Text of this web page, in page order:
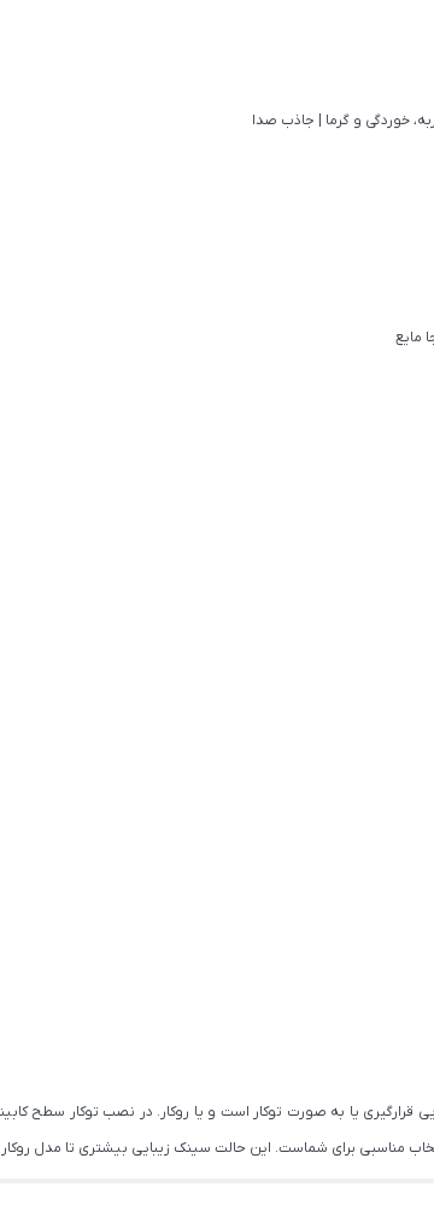
مایع
قرارگیری یا به صورت توکار است و یا روکار. در نصب توکار
مناسبی برای شماست. این حالت سینک زیبایی بیشتری تا مدل روکار